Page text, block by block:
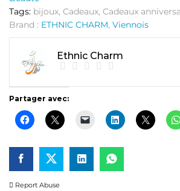
Tags: bijoux, Cadeaux, Cadeaux
Brand : ETHNIC CHARM, Viennois
Ethnic Charm
Partager avec:
Report Abuse